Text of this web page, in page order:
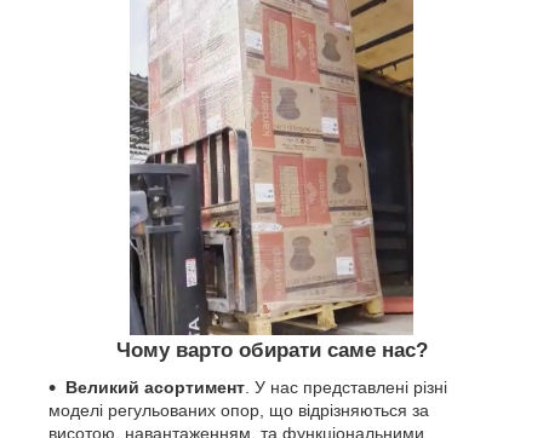
Чому варто обирати саме нас?
Великий асортимент . У нас представлені різні
моделі регульованих опор, що відрізняються за
висотою, навантаженням, та функціональними